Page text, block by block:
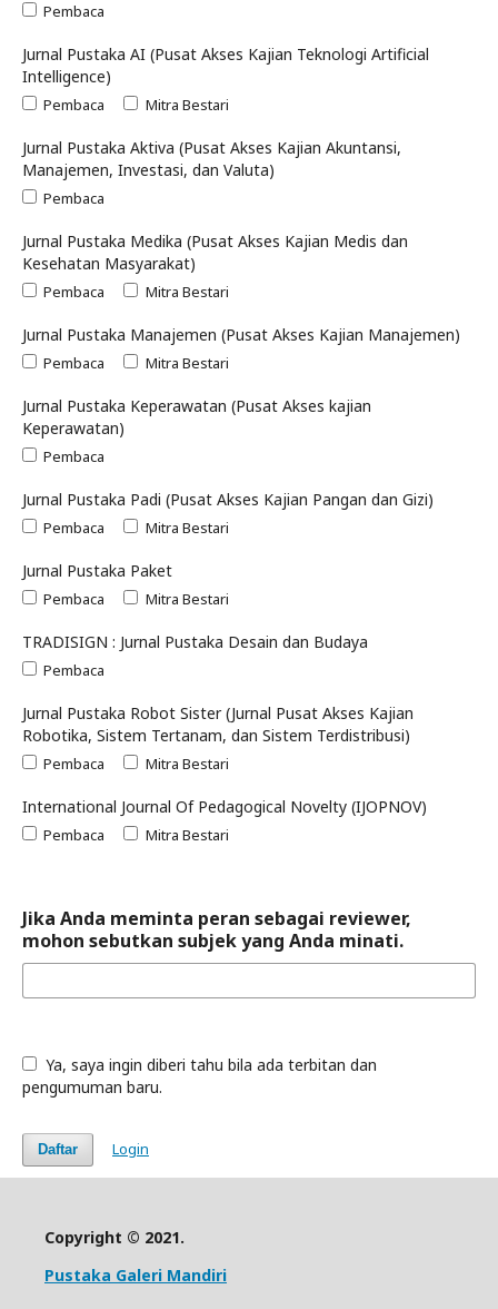
Pembaca
Jurnal Pustaka AI (Pusat Akses Kajian Teknologi Artificial
Intelligence)
Pembaca Mitra Bestari
Jurnal Pustaka Aktiva (Pusat Akses Kajian Akuntansi,
Manajemen, Investasi, dan Valuta)
Pembaca
Jurnal Pustaka Medika (Pusat Akses Kajian Medis dan
Kesehatan Masyarakat)
Pembaca Mitra Bestari
Jurnal Pustaka Manajemen (Pusat Akses Kajian Manajemen)
Pembaca Mitra Bestari
Jurnal Pustaka Keperawatan (Pusat Akses kajian
Keperawatan)
Pembaca
Jurnal Pustaka Padi (Pusat Akses Kajian Pangan dan Gizi)
Pembaca Mitra Bestari
Jurnal Pustaka Paket
Pembaca Mitra Bestari
TRADISIGN : Jurnal Pustaka Desain dan Budaya
Pembaca
Jurnal Pustaka Robot Sister (Jurnal Pusat Akses Kajian
Robotika, Sistem Tertanam, dan Sistem Terdistribusi)
Pembaca Mitra Bestari
International Journal Of Pedagogical Novelty (IJOPNOV)
Pembaca Mitra Bestari
Jika Anda meminta peran sebagai reviewer,
mohon sebutkan subjek yang Anda minati.
Ya, saya ingin diberi tahu bila ada terbitan dan
pengumuman baru.
Daftar Login
Copyright © 2021.
Pustaka Galeri Mandiri